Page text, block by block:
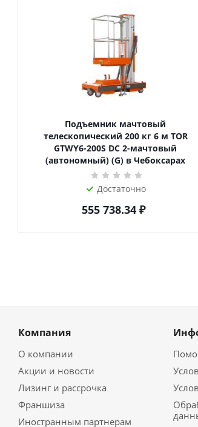
Подъемник мачтовый
телескопический 200 кг 6 м TOR
GTWY6-200S DC 2-мачтовый
(автономный) (G) в Чебоксарах
Достаточно
555 738.34₽
Компания
О компании
Акции и новости
Лизинг и рассрочка
Франшиза
Иностранным партнерам